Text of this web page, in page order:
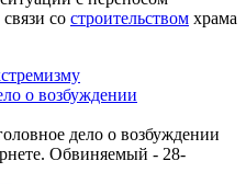
со строительством храма
о возбуждении
дело о возбуждении
Обвиняемый - 28-